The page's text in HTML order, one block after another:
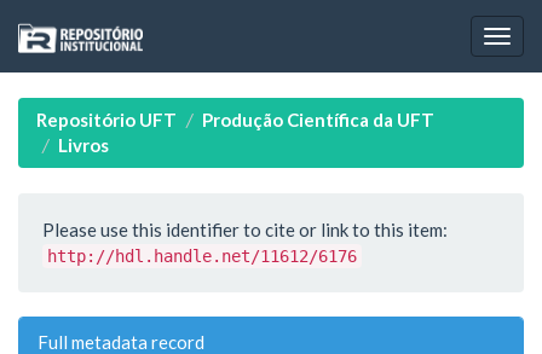
navigation
Repositório UFT
Produção Científica da UFT
Livros
Please use this identifier to cite or link to this item:
http://hdl.handle.net/11612/6176
Full metadata record